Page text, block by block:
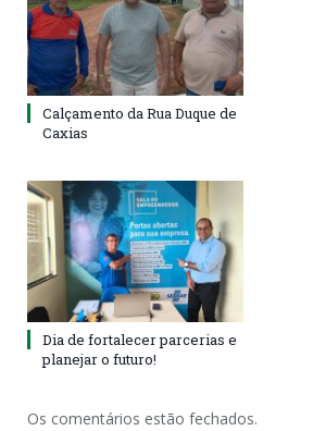
Calçamento da Rua Duque de
Caxias
Dia de fortalecer parcerias e
planejar o futuro!
Os comentários estão fechados.